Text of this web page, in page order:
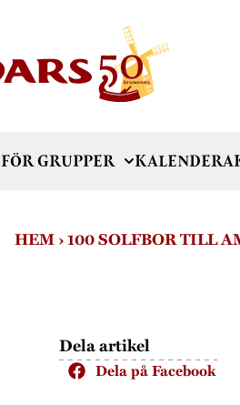
FÖR GRUPPER KALENDER
HEM›100 SOLFBOR TILL
Dela artikel
Dela på Facebook